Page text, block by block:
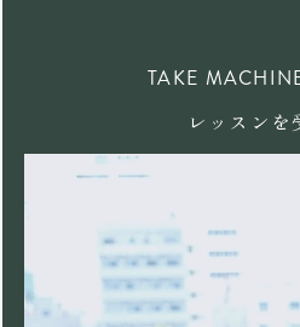
TAKE
レッスンを